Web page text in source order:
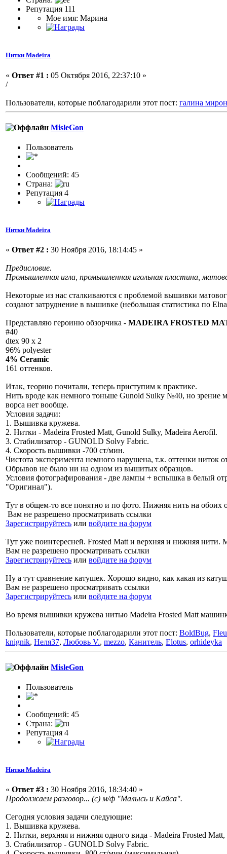
Репутация 111
Мое имя: Марина
Нитки Madeira
« Ответ #1 : 05 Октября 2016, 22:37:10 »
/
Пользователи, которые поблагодарили этот пост: галина
MisleGon
Пользоватeль
Сообщений: 45
Страна:
Репутация 4
Нитки Madeira
« Ответ #2 : 30 Ноября 2016, 18:14:45 »
Предисловие.
Промышленная игла, промышленная игольная пластина,
Некоторые из нас сталкиваются с проблемой вышивки
создают затруднение в вышивке (небольшая статистика по
Представляю героиню обзорчика - MADEIRA FROSTED
#40
dtex 90 x 2
96% polyester
4% Ceramic
161 оттенков.
Итак, теорию почитали, теперь приступим к практике.
Нить вроде как немного тоньше Gunold Sulky №40, но зрение
ворса нет вообще.
Условия задачи:
1. Вышивка кружева.
2. Нитки - Madeira Frosted Matt, Gunold Sulky, Madeira Aerofil.
3. Стабилизатор - GUNOLD Solvy Fabric.
4. Скорость вышивки -700 ст/мин.
Чистота эксперимента немного нарушена, т.к. оттенки ниток
Обрывов не было ни на одном из вышитых образцов.
Условия фотографирования - две лампы + вспышка в белый
"Оригинал").
Тут в общем-то все понятно и по фото. Нижняя нить на обоих
Вам не разрешено просматривать ссылки
Зарегистрируйтесь или войдите на форум
Тут уже поинтересней. Frosted Matt и верхняя и нижняя нити.
Вам не разрешено просматривать ссылки
Зарегистрируйтесь или войдите на форум
Ну а тут сравнение катушек. Хорошо видно, как какая из
Вам не разрешено просматривать ссылки
Зарегистрируйтесь или войдите на форум
Во время вышивки кружева нитью Madeira Frosted Matt
Пользователи, которые поблагодарили этот пост: BoldBug,
knignik, Неля37, Любовь V., mezzo, Канитель, Elotus, orhideyka
MisleGon
Пользоватeль
Сообщений: 45
Страна:
Репутация 4
Нитки Madeira
« Ответ #3 : 30 Ноября 2016, 18:34:40 »
Продолжаем разговор... (с) м/ф "Малысь и Кайса".
Сегодня условия задачи следующие:
1. Вышивка кружева.
2. Нитки, верхняя и нижняя одного вида - Madeira Frosted
3. Стабилизатор - GUNOLD Solvy Fabric.